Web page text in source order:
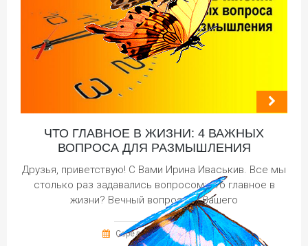
ЧТО ГЛАВНОЕ В ЖИЗНИ: 4 ВАЖНЫХ
ВОПРОСА ДЛЯ РАЗМЫШЛЕНИЯ
Друзья, приветствую! С Вами Ирина Иваськив. Все мы
столько раз задавались вопросом: что главное в
жизни? Вечный вопрос… С Вашего
Середа, 25 Січня, 2017